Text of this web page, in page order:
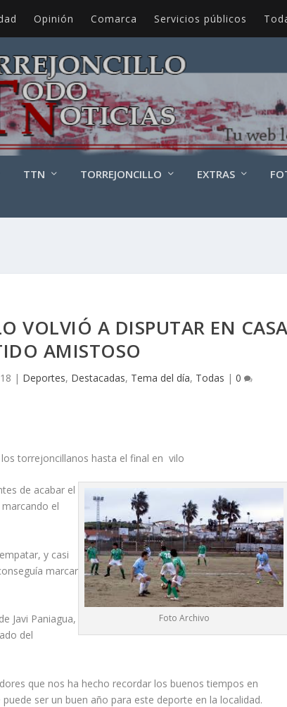
Opinión Comarca Servicios públicos
TTN TORREJONCILLO EXTRAS
VOLVIÓ A DISPUTAR EN CASA
AMISTOSO
| Deportes, Destacadas, Tema del día, Todas |0
torrejoncillanos hasta el final en vilo
Foto Archivo
de acabar el
el
y casi
marcar
Javi Paniagua,
del
que nos ha hecho recordar los buenos tiempos en
ser un buen año para este deporte en la localidad.